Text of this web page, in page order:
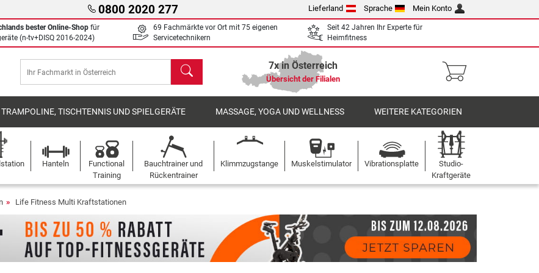
0800 2020 277 Lieferland Sprache Mein Konto
bester Online-Shop für
(n-tv+DISQ 2016-2024)
69 Fachmärkte vor Ort mit 75 eigenen
Servicetechnikern
Seit 42 Jahren Ihr Experte für
Heimfitness
Suchen 7x in Österreich
Übersicht der Filialen
TRAMPOLINE, TISCHTENNIS UND SPIELGERÄTE MASSAGE, YOGA UND WELLNESS WEITERE KATEGORIEN
Hanteln
Functional
Training
Bauchtrainer und
Rückentrainer
Klimmzugstange Muskelstimulator Vibrationsplatte
Studio-
Kraftgeräte
Life Fitness Multi Kraftstationen